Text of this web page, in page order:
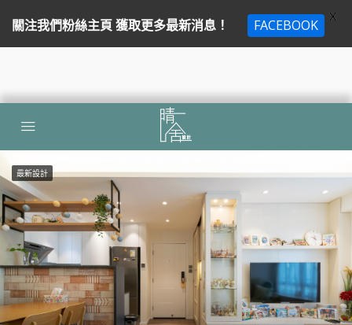
最新設計
關注我們粉絲主頁 獲取更多最新消息！ FACEBOOK
X